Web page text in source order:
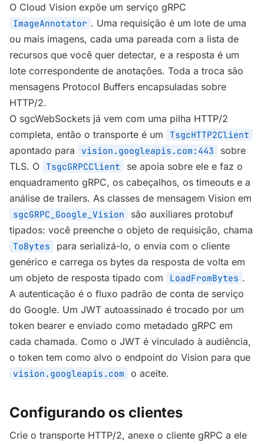
O Cloud Vision expõe um serviço gRPC
ImageAnnotator . Uma requisição é um lote de uma
ou mais imagens, cada uma pareada com a lista de
recursos que você quer detectar, e a resposta é um
lote correspondente de anotações. Toda a troca são
mensagens Protocol Buffers encapsuladas sobre
HTTP/2.
O sgcWebSockets já vem com uma pilha HTTP/2
completa, então o transporte é um
TsgcHTTP2Client
apontado para vision.googleapis.com:443
sobre
TLS. O TsgcGRPCClient
se apoia sobre ele e faz o
enquadramento gRPC, os cabeçalhos, os timeouts e a
análise de trailers. As classes de mensagem Vision em
sgcGRPC_Google_Vision
são auxiliares protobuf
tipados: você preenche o objeto de requisição, chama
ToBytes
para serializá-lo, o envia com o cliente
genérico e carrega os bytes da resposta de volta em
um objeto de resposta tipado com
LoadFromBytes .
A autenticação é o fluxo padrão de conta de serviço
do Google. Um JWT autoassinado é trocado por um
token bearer e enviado como metadado gRPC em
cada chamada. Como o JWT é vinculado à audiência,
o token tem como alvo o endpoint do Vision para que
vision.googleapis.com o aceite.
Configurando os clientes
Crie o transporte HTTP/2, anexe o cliente gRPC a ele